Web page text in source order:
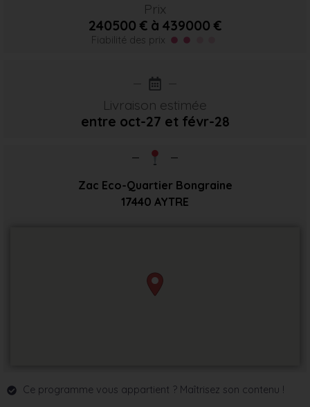
Prix
240500 € à 439000 €
Fiabilité des prix
Livraison estimée
entre oct-27 et févr-28
Zac Eco-Quartier Bongraine
17440 AYTRE
Ce programme vous appartient ? Maîtrisez son contenu !